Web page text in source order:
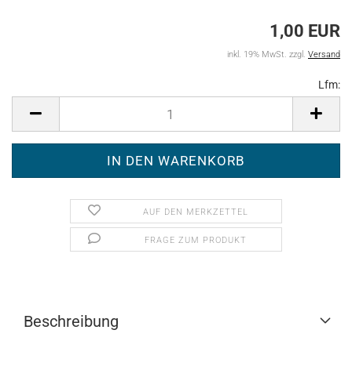
1,00 EUR
inkl. 19% MwSt. zzgl. Versand
Lfm:
AUF DEN MERKZETTEL
FRAGE ZUM PRODUKT
Beschreibung